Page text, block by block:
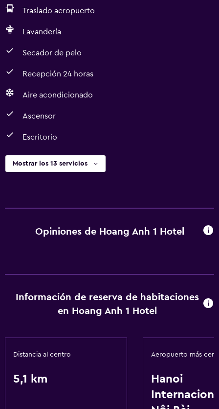
Traslado aeropuerto
Lavandería
Secador de pelo
Recepción 24 horas
Aire acondicionado
Ascensor
Escritorio
Mostrar los 13 servicios
Opiniones de Hoang Anh 1 Hotel
Información de reserva de habitaciones
en Hoang Anh 1 Hotel
Distancia al centro
5,1 km
Aeropuerto más
Hanoi